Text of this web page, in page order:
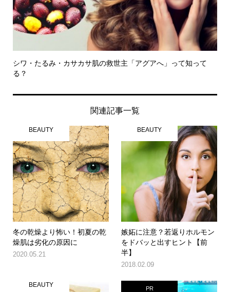
シワ・たるみ・カサカサ肌の救世主「アグアへ」って知って
る？
関連記事一覧
BEAUTY
冬の乾燥より怖い！初夏の乾
燥肌は劣化の原因に
2020.05.21
BEAUTY
嫉妬に注意？若返りホルモン
をドバッと出すヒント【前
半】
2018.02.09
BEAUTY PR